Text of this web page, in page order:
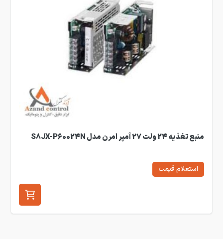
منبع تغذیه 24 ولت 27 آمپر امرن مدل S8JX-P60024N
استعلام قیمت